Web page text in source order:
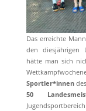
Das erreichte
den diesjährigen
hätte man sich
Sportler*innen
50